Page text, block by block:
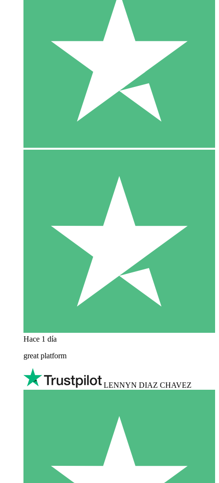
Hace 1 día
great platform
LENNYN DIAZ CHAVEZ